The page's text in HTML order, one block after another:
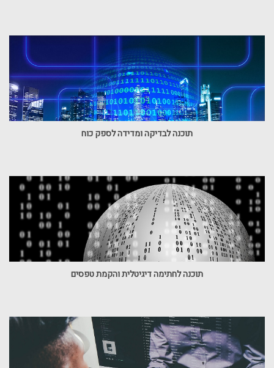
תוכנה לבדיקה ומדידה לספק כוח
תוכנה לחתימה דיגיטלית והקמת טפסים